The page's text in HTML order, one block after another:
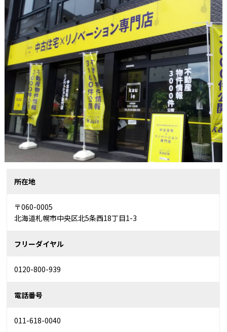
所在地
〒060-0005
北海道札幌市中央区北5条西18丁目1-3
フリーダイヤル
0120-800-939
電話番号
011-618-0040